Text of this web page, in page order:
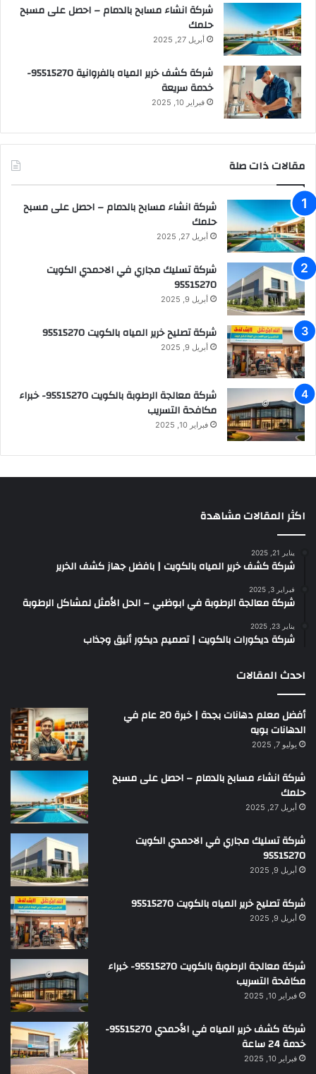
شركة انشاء مسابح بالدمام – احصل على مسبح
حلمك
أبريل 27, 2025
شركة كشف خرير المياه بالفروانية 95515270-
خدمة سريعة
فبراير 10, 2025
مقالات ذات صلة
شركة انشاء مسابح بالدمام – احصل على مسبح
حلمك
أبريل 27, 2025
شركة تسليك مجاري في الاحمدي الكويت
95515270
أبريل 9, 2025
شركة تصليح خرير المياه بالكويت 95515270
أبريل 9, 2025
شركة معالجة الرطوبة بالكويت 95515270- خبراء
مكافحة التسريب
فبراير 10, 2025
اكثر المقالات مشاهدة
يناير 21, 2025
شركة كشف خرير المياه بالكويت | بافضل جهاز كشف الخرير
فبراير 3, 2025
شركة معالجة الرطوبة في ابوظبي – الحل الأمثل لمشاكل الرطوبة
يناير 23, 2025
شركة ديكورات بالكويت | تصميم ديكور أنيق وجذاب
احدث المقالات
أفضل معلم دهانات بجدة | خبرة 20 عام في
الدهانات بويه
يوليو 7, 2025
شركة انشاء مسابح بالدمام – احصل على مسبح
حلمك
أبريل 27, 2025
شركة تسليك مجاري في الاحمدي الكويت
95515270
أبريل 9, 2025
شركة تصليح خرير المياه بالكويت 95515270
أبريل 9, 2025
شركة معالجة الرطوبة بالكويت 95515270- خبراء
مكافحة التسريب
فبراير 10, 2025
شركة كشف خرير المياه في الأحمدي 95515270-
خدمة 24 ساعة
فبراير 10, 2025